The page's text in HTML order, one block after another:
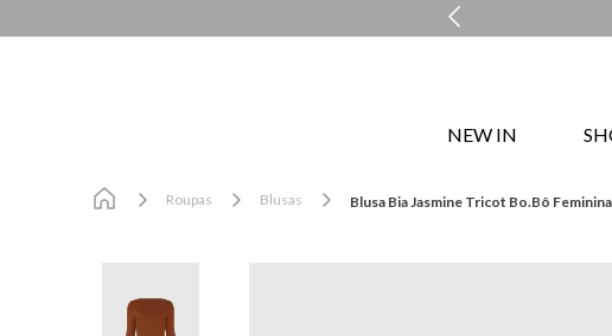
NEW IN
Roupas Blusas Blusa Bia Jasmine Tricot Bo.Bô Feminina